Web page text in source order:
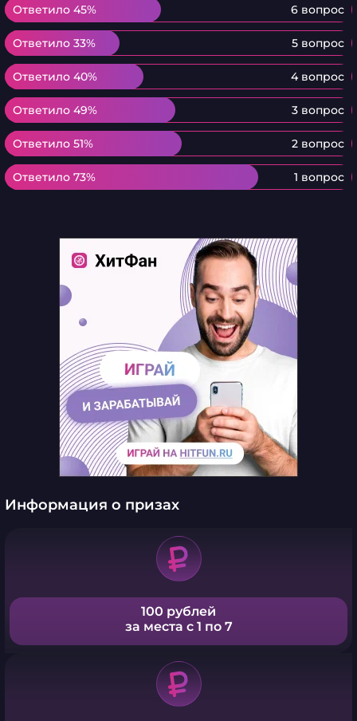
Ответило 45% 6 вопрос
Ответило 45%
Ответило 33% 5 вопрос
Ответило 33%
Ответило 40% 4 вопрос
Ответило 40%
Ответило 49% 3 вопрос
Ответило 49%
Ответило 51% 2 вопрос
Ответило 51%
Ответило 73% 1 вопрос
Ответило 73%
Информация о призах
100 рублей
за места с 1 по 7